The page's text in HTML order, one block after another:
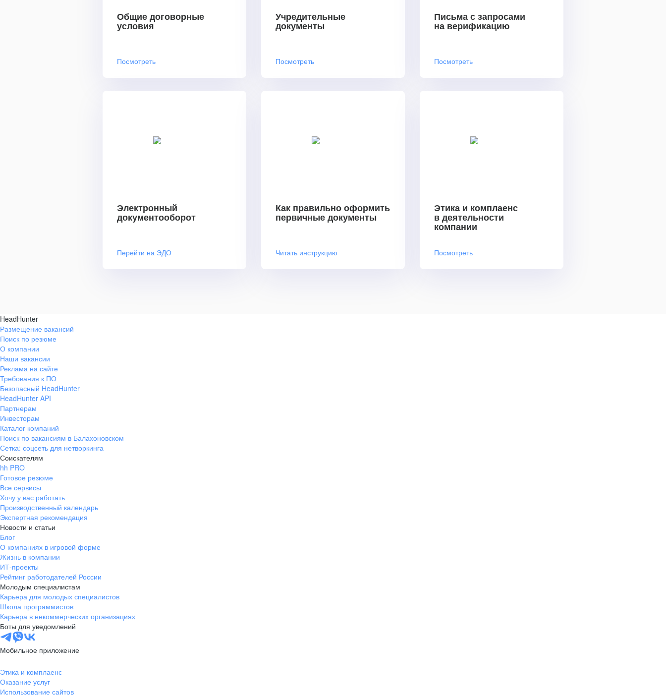
Общие договорные
условия
Посмотреть
Учредительные
документы
Посмотреть
Письма с запросами
на верификацию
Посмотреть
Электронный
документооборот
Перейти на ЭДО
Как правильно оформить
первичные документы
Читать инструкцию
Этика и комплаенс
в деятельности
компании
Посмотреть
HeadHunter
Размещение вакансий
Поиск по резюме
О компании
Наши вакансии
Реклама на сайте
Требования к ПО
Безопасный HeadHunter
HeadHunter API
Партнерам
Инвесторам
Каталог компаний
Поиск по вакансиям в Балахоновском
Сетка: соцсеть для нетворкинга
Соискателям
hh PRO
Готовое резюме
Все сервисы
Хочу у вас работать
Производственный календарь
Экспертная рекомендация
Новости и статьи
Блог
О компаниях в игровой форме
Жизнь в компании
ИТ-проекты
Рейтинг работодателей России
Молодым специалистам
Карьера для молодых специалистов
Школа программистов
Карьера в некоммерческих организациях
Боты для уведомлений
Мобильное приложение
Этика и комплаенс
Оказание услуг
Использование сайтов